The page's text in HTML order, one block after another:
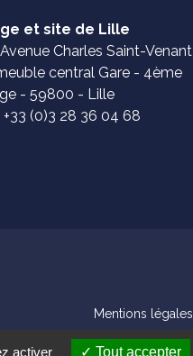
activer Tout accepter
et site de Lille
Charles Saint-Venant
central Gare - 4ème
- 59800 - Lille
+33 (0)3 28 36 04 68
Mentions légales